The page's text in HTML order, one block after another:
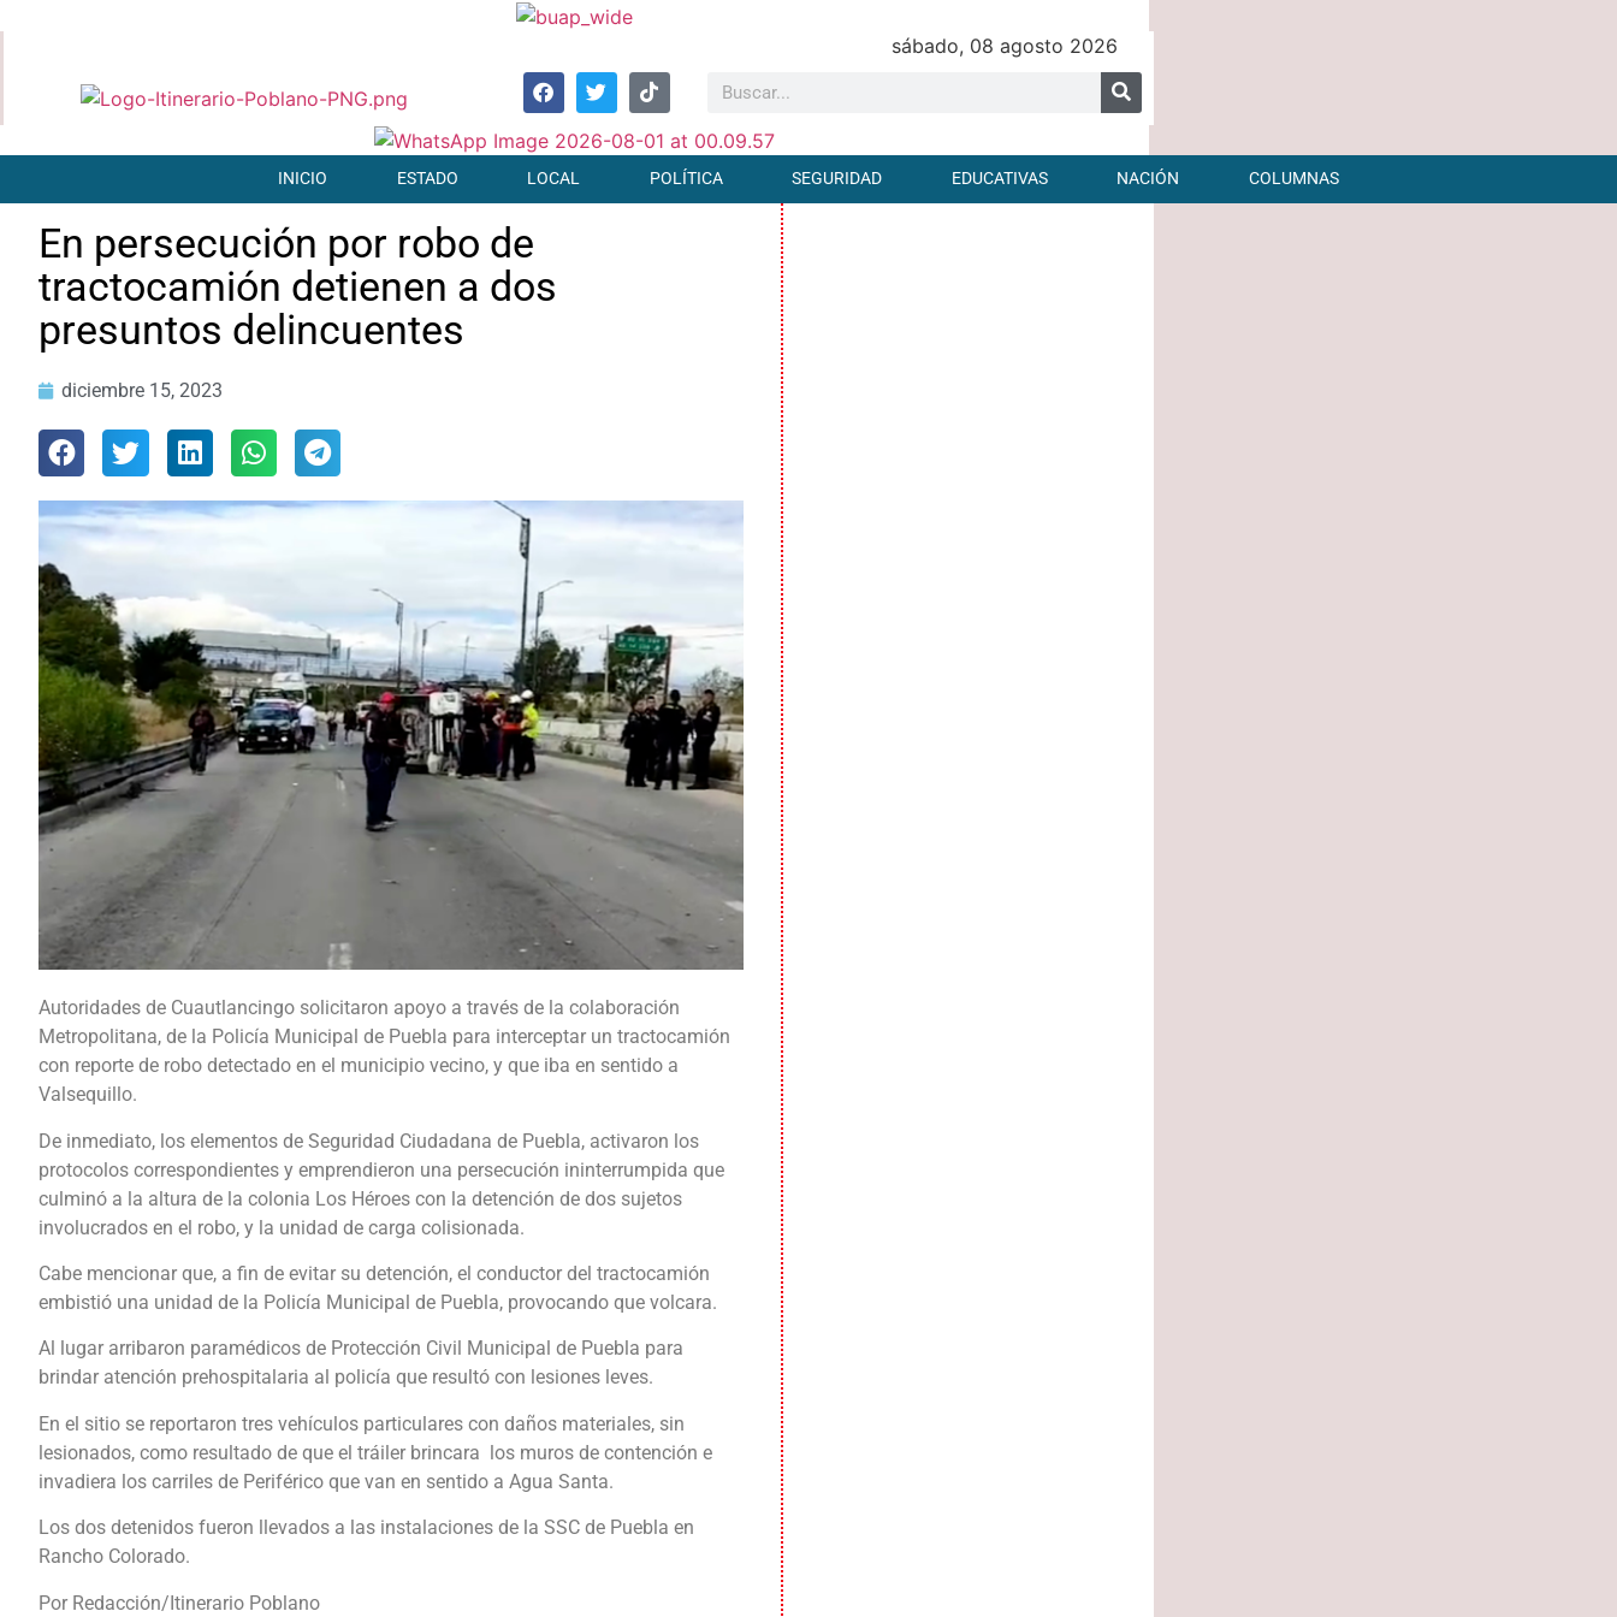
sábado, 08 agosto 2026
INICIO ESTADO LOCAL POLÍTICA SEGURIDAD EDUCATIVAS NACIÓN COLUMNAS
En persecución por robo de
tractocamión detienen a dos
presuntos delincuentes
diciembre 15, 2023
Autoridades de Cuautlancingo solicitaron apoyo a través de la colaboración
Metropolitana, de la Policía Municipal de Puebla para interceptar un tractocamión
con reporte de robo detectado en el municipio vecino, y que iba en sentido a
Valsequillo.
De inmediato, los elementos de Seguridad Ciudadana de Puebla, activaron los
protocolos correspondientes y emprendieron una persecución ininterrumpida que
culminó a la altura de la colonia Los Héroes con la detención de dos sujetos
involucrados en el robo, y la unidad de carga colisionada.
Cabe mencionar que, a fin de evitar su detención, el conductor del tractocamión
embistió una unidad de la Policía Municipal de Puebla, provocando que volcara.
Al lugar arribaron paramédicos de Protección Civil Municipal de Puebla para
brindar atención prehospitalaria al policía que resultó con lesiones leves.
En el sitio se reportaron tres vehículos particulares con daños materiales, sin
lesionados, como resultado de que el tráiler brincara los muros de contención e
invadiera los carriles de Periférico que van en sentido a Agua Santa.
Los dos detenidos fueron llevados a las instalaciones de la SSC de Puebla en
Rancho Colorado.
Por Redacción/Itinerario Poblano